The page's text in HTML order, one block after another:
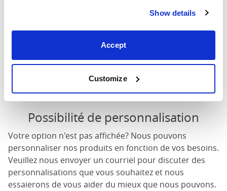
Show details
Accept
Customize
: La hauteur maximale du pied du lit
cadre de lit. Il peut y avoir une variation de jusqu'à un
pouce sur les dimensions indiquées ici. Veuillez nous
contacter pour connaître les dimensions exactes de
Possibilité de personnalisation
Votre option n'est pas affichée? Nous pouvons
personnaliser nos produits en fonction de vos besoins.
Veuillez nous envoyer un courriel pour discuter des
personnalisations que vous souhaitez et nous
essaierons de vous aider du mieux que nous pouvons.